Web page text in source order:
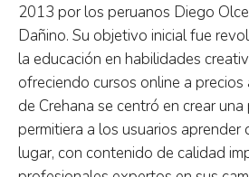
2013 por los peruanos Diego
Dañino. Su objetivo inicial fue
la educación en habilidades
ofreciendo cursos online a precios
de Crehana se centró en crear
permitiera a los usuarios aprender
lugar, con contenido de calidad